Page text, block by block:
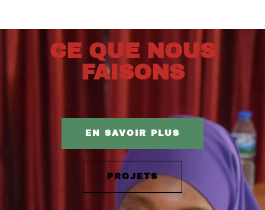
CE QUE NOUS
FAISONS​
EN SAVOIR PLUS
PROJETS